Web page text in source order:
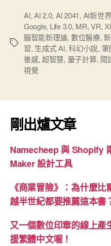
標
AI,AI 2.0, AI 2041, AI新世界
Google, Life 3.0, MR,VR,
腦智能新理論, 數位醫療,
習, 生成式 AI,科幻小說, 筆
後感,超智慧, 量子計算, 閱
視覺
剛出爐文章
Namecheep 與 Shopify
Maker 設計工具
《商業冒險》：為什麼比
越半世紀都要推薦這本書
又一個數位印章的線上
援繁體中文喔！